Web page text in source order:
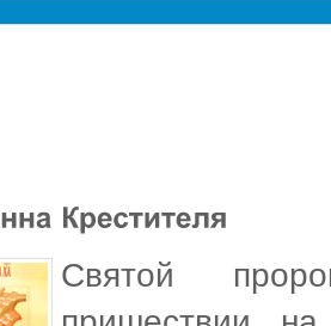
Святой